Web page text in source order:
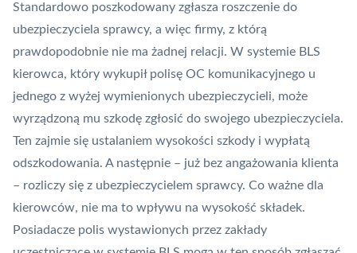
Standardowo poszkodowany zgłasza roszczenie do
ubezpieczyciela sprawcy, a więc firmy, z którą
prawdopodobnie nie ma żadnej relacji. W systemie BLS
kierowca, który wykupił polisę OC komunikacyjnego u
jednego z wyżej wymienionych ubezpieczycieli, może
wyrządzoną mu szkodę zgłosić do swojego ubezpieczyciela.
Ten zajmie się ustalaniem wysokości szkody i wypłatą
odszkodowania. A następnie – już bez angażowania klienta
– rozliczy się z ubezpieczycielem sprawcy. Co ważne dla
kierowców, nie ma to wpływu na wysokość składek.
Posiadacze polis wystawionych przez zakłady